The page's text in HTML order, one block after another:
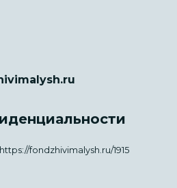
https://fondzhivimalysh.ru/1915